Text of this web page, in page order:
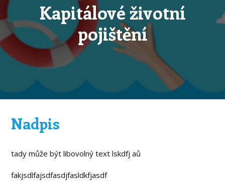
Kapitálové životní
pojištění
Nadpis
tady může být libovolný text lskdfj aů
fakjsdlfajsdfasdjfasldkfjasdf